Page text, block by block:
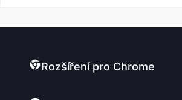
Rozšíření pro Chrome